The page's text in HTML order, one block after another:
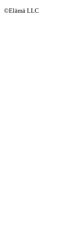
©Elämä LLC